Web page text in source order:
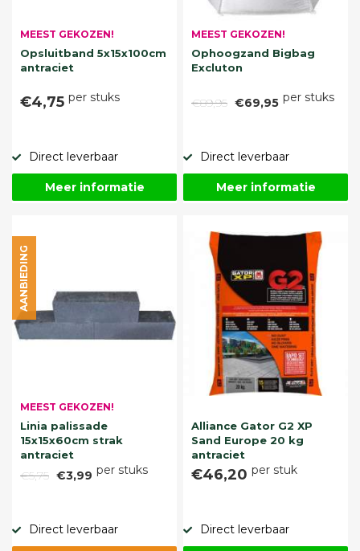
MEEST GEKOZEN!
Opsluitband 5x15x100cm
antraciet
€4,75 per stuks
Direct leverbaar
Meer informatie
MEEST GEKOZEN!
Ophoogzand Bigbag
Excluton
€89,95 €69,95 per stuks
Direct leverbaar
Meer informatie
MEEST GEKOZEN!
Linia palissade
15x15x60cm strak
antraciet
€5,75 €3,99 per stuks
AANBIEDING
Direct leverbaar
Alliance Gator G2 XP
Sand Europe 20 kg
antraciet
€46,20 per stuk
Direct leverbaar